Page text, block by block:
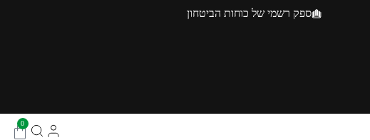
ספק רשמי של כוחות הביטחון
0